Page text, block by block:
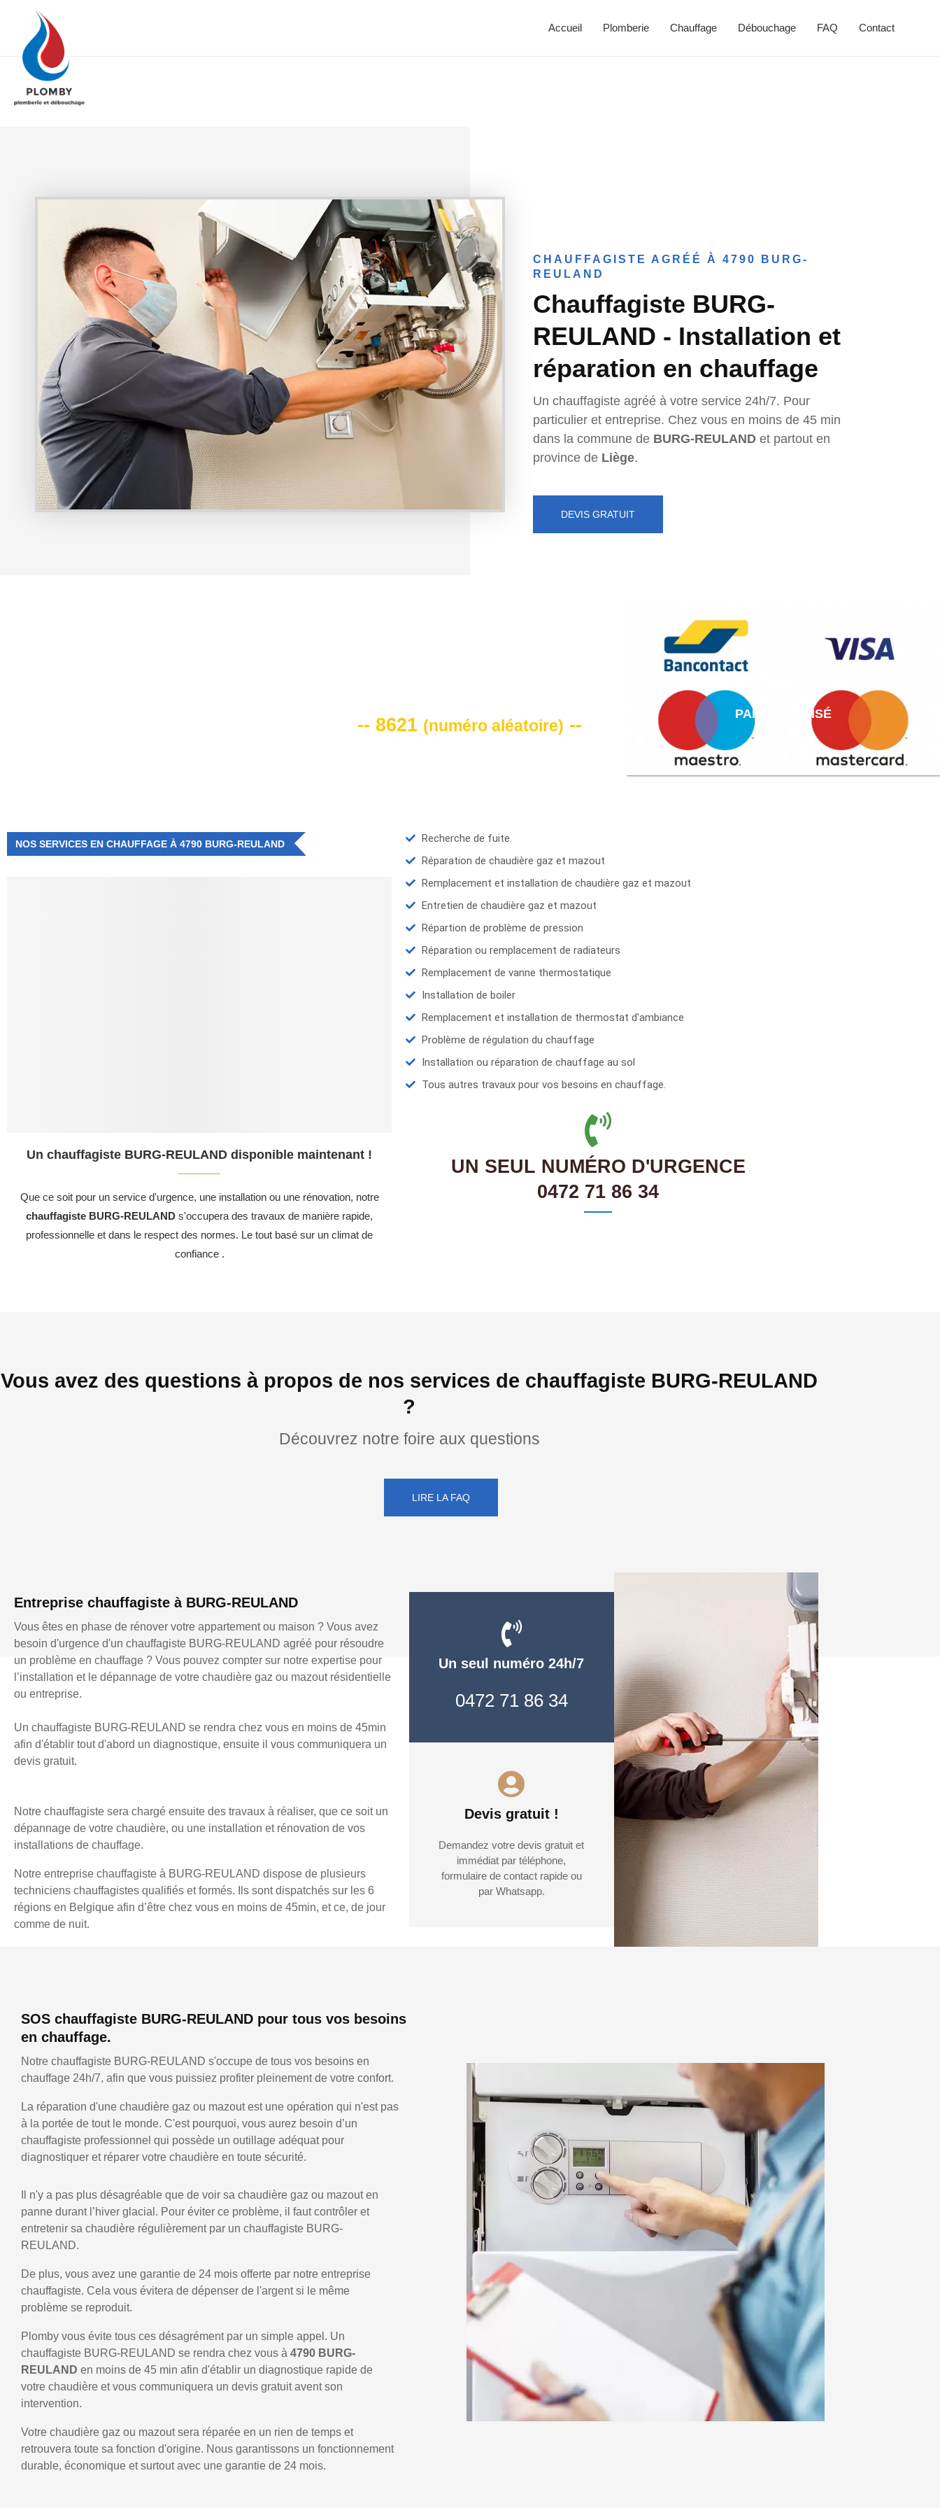
Accueil Plomberie Chauffage Débouchage FAQ Contact
CHAUFFAGISTE AGRÉÉ À 4790 BURG-
REULAND
Chauffagiste BURG-
REULAND - Installation et
réparation en chauffage
Un chauffagiste agréé à votre service 24h/7. Pour
particulier et entreprise. Chez vous en moins de 45 min
dans la commune de BURG-REULAND et partout en
province de Liège.
DEVIS GRATUIT
-- 8621 (numéro aléatoire) --
PAIEMENT AISÉ
NOS SERVICES EN CHAUFFAGE À 4790 BURG-REULAND
Un chauffagiste BURG-REULAND disponible maintenant !
Que ce soit pour un service d'urgence, une installation ou une rénovation, notre
chauffagiste BURG-REULAND s'occupera des travaux de manière rapide,
professionnelle et dans le respect des normes. Le tout basé sur un climat de
confiance .
Recherche de fuite.
Réparation de chaudière gaz et mazout
Remplacement et installation de chaudière gaz et mazout
Entretien de chaudière gaz et mazout
Répartion de problème de pression
Réparation ou remplacement de radiateurs
Remplacement de vanne thermostatique
Installation de boiler
Remplacement et installation de thermostat d'ambiance
Problème de régulation du chauffage
Installation ou réparation de chauffage au sol
Tous autres travaux pour vos besoins en chauffage.
UN SEUL NUMÉRO D'URGENCE
0472 71 86 34
Vous avez des questions à propos de nos services de chauffagiste BURG-REULAND
?
Découvrez notre foire aux questions
LIRE LA FAQ
Entreprise chauffagiste à BURG-REULAND
Vous êtes en phase de rénover votre appartement ou maison ? Vous avez
besoin d'urgence d'un chauffagiste BURG-REULAND agréé pour résoudre
un problème en chauffage ? Vous pouvez compter sur notre expertise pour
l’installation et le dépannage de votre chaudière gaz ou mazout résidentielle
ou entreprise.
Un chauffagiste BURG-REULAND se rendra chez vous en moins de 45min
afin d'établir tout d'abord un diagnostique, ensuite il vous communiquera un
devis gratuit.
Notre chauffagiste sera chargé ensuite des travaux à réaliser, que ce soit un
dépannage de votre chaudière, ou une installation et rénovation de vos
installations de chauffage.
Notre entreprise chauffagiste à BURG-REULAND dispose de plusieurs
techniciens chauffagistes qualifiés et formés. Ils sont dispatchés sur les 6
régions en Belgique afin d’être chez vous en moins de 45min, et ce, de jour
comme de nuit.
Un seul numéro 24h/7
0472 71 86 34
Devis gratuit !
Demandez votre devis gratuit et
immédiat par téléphone,
formulaire de contact rapide ou
par Whatsapp.
SOS chauffagiste BURG-REULAND pour tous vos besoins
en chauffage.
Notre chauffagiste BURG-REULAND s'occupe de tous vos besoins en
chauffage 24h/7, afin que vous puissiez profiter pleinement de votre confort.
La réparation d'une chaudière gaz ou mazout est une opération qui n'est pas
à la portée de tout le monde. C'est pourquoi, vous aurez besoin d’un
chauffagiste professionnel qui possède un outillage adéquat pour
diagnostiquer et réparer votre chaudière en toute sécurité.
Il n'y a pas plus désagréable que de voir sa chaudière gaz ou mazout en
panne durant l’hiver glacial. Pour éviter ce problème, il faut contrôler et
entretenir sa chaudière régulièrement par un chauffagiste BURG-
REULAND.
De plus, vous avez une garantie de 24 mois offerte par notre entreprise
chauffagiste. Cela vous évitera de dépenser de l'argent si le même
problème se reproduit.
Plomby vous évite tous ces désagrément par un simple appel. Un
chauffagiste BURG-REULAND se rendra chez vous à 4790 BURG-
REULAND en moins de 45 min afin d'établir un diagnostique rapide de
votre chaudière et vous communiquera un devis gratuit avent son
intervention.
Votre chaudière gaz ou mazout sera réparée en un rien de temps et
retrouvera toute sa fonction d'origine. Nous garantissons un fonctionnement
durable, économique et surtout avec une garantie de 24 mois.